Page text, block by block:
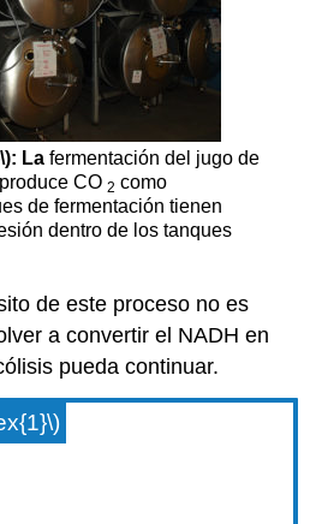
: Lafermentación del jugo de
CO 2 como
de fermentación tienen
dentro de los tanques
de este proceso no es
a convertir el NADH en
pueda continuar.